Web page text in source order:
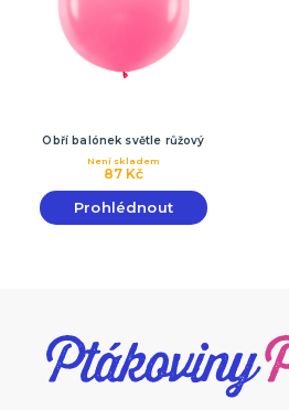
Obří balónek světle růžový
87 Kč
Není skladem
Prohlédnout